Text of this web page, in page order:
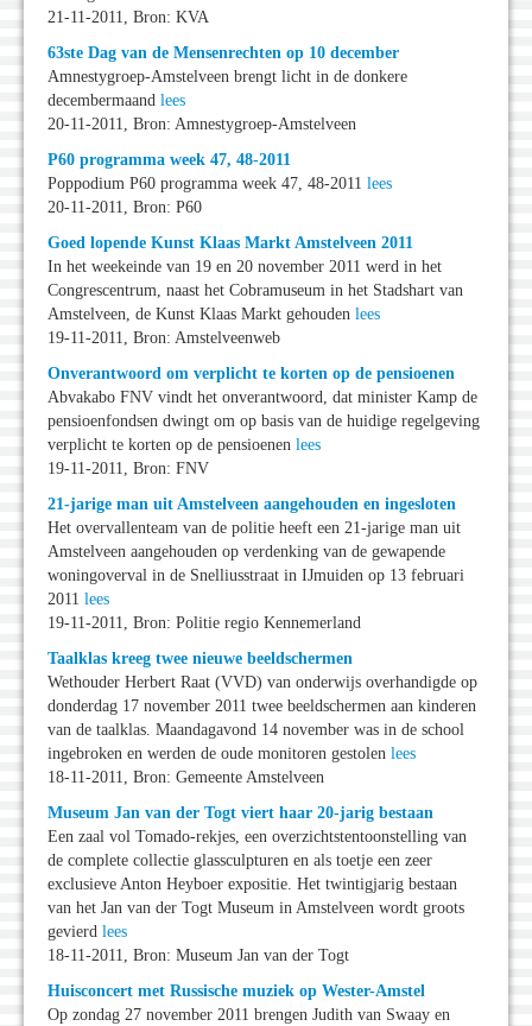
21-11-2011, Bron: KVA
63ste Dag van de Mensenrechten op 10 december
Amnestygroep-Amstelveen brengt licht in de donkere
decembermaand lees
20-11-2011, Bron: Amnestygroep-Amstelveen
P60 programma week 47, 48-2011
Poppodium P60 programma week 47, 48-2011 lees
20-11-2011, Bron: P60
Goed lopende Kunst Klaas Markt Amstelveen 2011
In het weekeinde van 19 en 20 november 2011 werd in het
Congrescentrum, naast het Cobramuseum in het Stadshart van
Amstelveen, de Kunst Klaas Markt gehouden lees
19-11-2011, Bron: Amstelveenweb
Onverantwoord om verplicht te korten op de pensioenen
Abvakabo FNV vindt het onverantwoord, dat minister Kamp de
pensioenfondsen dwingt om op basis van de huidige regelgeving
verplicht te korten op de pensioenen lees
19-11-2011, Bron: FNV
21-jarige man uit Amstelveen aangehouden en ingesloten
Het overvallenteam van de politie heeft een 21-jarige man uit
Amstelveen aangehouden op verdenking van de gewapende
woningoverval in de Snelliusstraat in IJmuiden op 13 februari
2011 lees
19-11-2011, Bron: Politie regio Kennemerland
Taalklas kreeg twee nieuwe beeldschermen
Wethouder Herbert Raat (VVD) van onderwijs overhandigde op
donderdag 17 november 2011 twee beeldschermen aan kinderen
van de taalklas. Maandagavond 14 november was in de school
ingebroken en werden de oude monitoren gestolen lees
18-11-2011, Bron: Gemeente Amstelveen
Museum Jan van der Togt viert haar 20-jarig bestaan
Een zaal vol Tomado-rekjes, een overzichtstentoonstelling van
de complete collectie glassculpturen en als toetje een zeer
exclusieve Anton Heyboer expositie. Het twintigjarig bestaan
van het Jan van der Togt Museum in Amstelveen wordt groots
gevierd lees
18-11-2011, Bron: Museum Jan van der Togt
Huisconcert met Russische muziek op Wester-Amstel
Op zondag 27 november 2011 brengen Judith van Swaay en